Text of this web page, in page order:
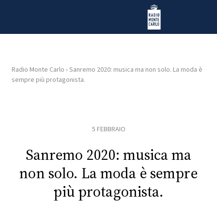
Radio Monte Carlo
HOME
RADIO
PLAYLIST
Radio Monte Carlo › Sanremo 2020: musica ma non solo. La moda è
sempre più protagonista.
5 FEBBRAIO
Sanremo 2020: musica ma
non solo. La moda è sempre
più protagonista.